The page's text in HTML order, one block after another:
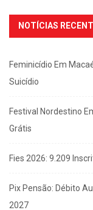
NOTÍCIAS
Feminicídio Em
Suicídio
Festival Nordestino
Grátis
Fies 2026: 9.209
Pix Pensão: Débito
2027